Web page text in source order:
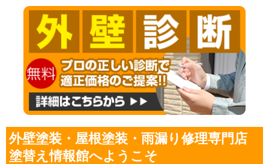
外壁塗装・屋根塗装・雨漏り修理専門店
塗替え情報館へようこそ